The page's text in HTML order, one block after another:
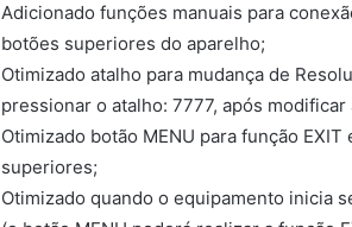
Adicionado funções manuais para
botões superiores do aparelho;
Otimizado atalho para mudança de
pressionar o atalho: 7777, após
Otimizado botão MENU para função
superiores;
Otimizado quando o equipamento inicia